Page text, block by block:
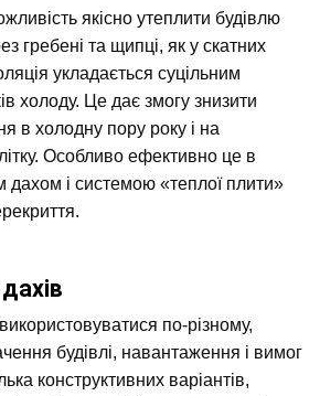
якісно утеплити будівлю
гребені та щипці, як у скатних
укладається суцільним
холоду. Це дає змогу знизити
в холодну пору року і на
Особливо ефективно це в
дахом і системою «теплої плити»
по-різному,
будівлі, навантаження і вимог
конструктивних варіантів,